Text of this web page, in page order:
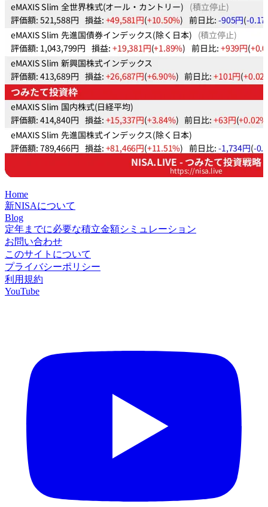
Home
新NISAについて
Blog
定年までに必要な積立金額シミュレーション
お問い合わせ
このサイトについて
プライバシーポリシー
利用規約
YouTube